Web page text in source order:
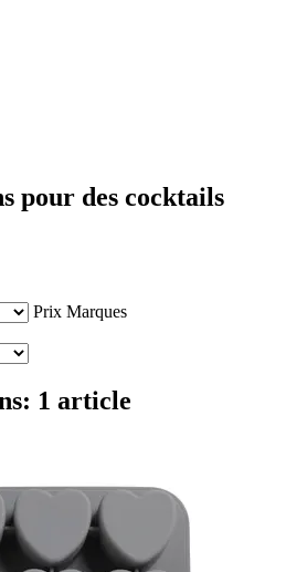
pour des cocktails
Prix Marques
1 article